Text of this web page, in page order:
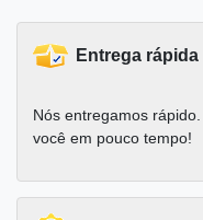
Entrega rápida
Nós entregamos
você em pouco tempo!